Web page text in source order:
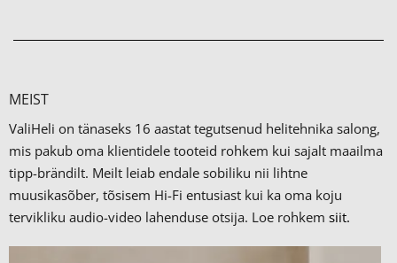
MEIST
ValiHeli on tänaseks 16 aastat tegutsenud helitehnika salong,
mis pakub oma klientidele tooteid rohkem kui sajalt maailma
tipp-brändilt. Meilt leiab endale sobiliku nii lihtne
muusikasõber, tõsisem Hi-Fi entusiast kui ka oma koju
tervikliku audio-video lahenduse otsija. Loe rohkem siit.